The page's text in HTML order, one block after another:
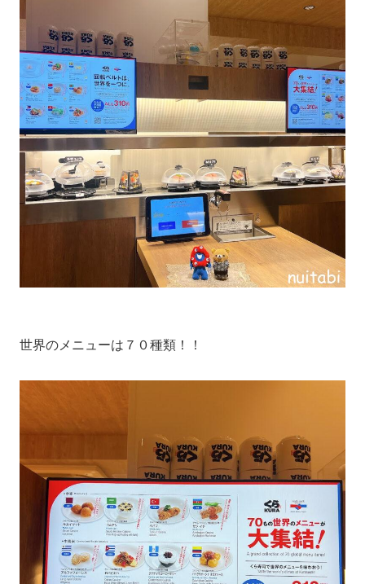
世界のメニューは７０種類！！